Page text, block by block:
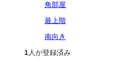
角部屋
最上階
南向き
1人が登録済み